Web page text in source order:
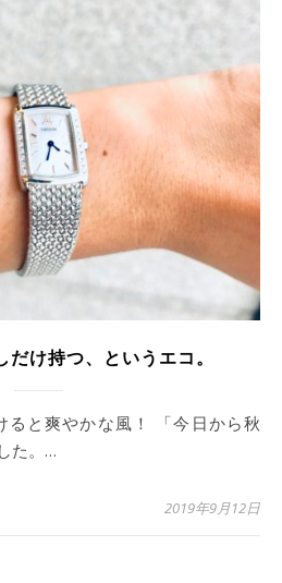
だけ持つ、というエコ。
た。…
2019年9月12日